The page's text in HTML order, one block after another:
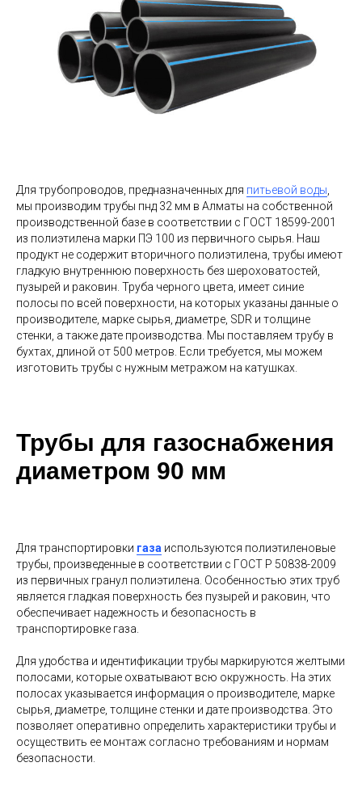
Для трубопроводов, предназначенных для питьевой воды,
мы производим трубы пнд 32 мм в Алматы на собственной
производственной базе в соответствии с ГОСТ 18599-2001
из полиэтилена марки ПЭ 100 из первичного сырья. Наш
продукт не содержит вторичного полиэтилена, трубы имеют
гладкую внутреннюю поверхность без шероховатостей,
пузырей и раковин. Труба черного цвета, имеет синие
полосы по всей поверхности, на которых указаны данные о
производителе, марке сырья, диаметре, SDR и толщине
стенки, а также дате производства. Мы поставляем трубу в
бухтах, длиной от 500 метров. Если требуется, мы можем
изготовить трубы с нужным метражом на катушках.
Трубы для газоснабжения
диаметром 90 мм
Для транспортировки газа используются полиэтиленовые
трубы, произведенные в соответствии с ГОСТ Р 50838-2009
из первичных гранул полиэтилена. Особенностью этих труб
является гладкая поверхность без пузырей и раковин, что
обеспечивает надежность и безопасность в
транспортировке газа.
Для удобства и идентификации трубы маркируются желтыми
полосами, которые охватывают всю окружность. На этих
полосах указывается информация о производителе, марке
сырья, диаметре, толщине стенки и дате производства. Это
позволяет оперативно определить характеристики трубы и
осуществить ее монтаж согласно требованиям и нормам
безопасности.